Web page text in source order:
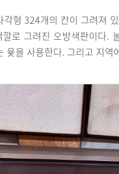
형 324개의 칸이 그려져
로 그려진 오방색판이다.
윷을 사용한다. 그리고 지